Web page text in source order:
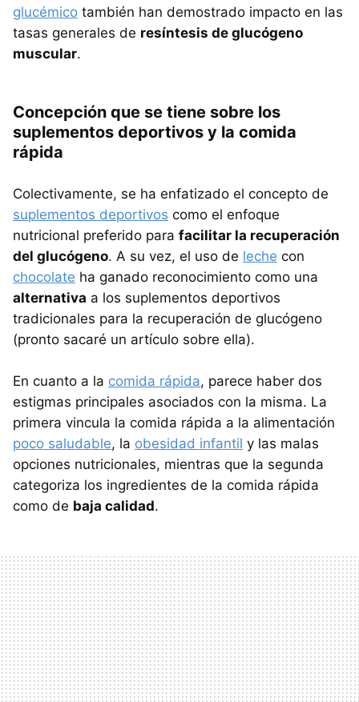
glucémico también han demostrado impacto en las
tasas generales de resíntesis de glucógeno
muscular.
Concepción que se tiene sobre los
suplementos deportivos y la comida
rápida
Colectivamente, se ha enfatizado el concepto de
suplementos deportivos como el enfoque
nutricional preferido para facilitar la recuperación
del glucógeno. A su vez, el uso de leche con
chocolate ha ganado reconocimiento como una
alternativa a los suplementos deportivos
tradicionales para la recuperación de glucógeno
(pronto sacaré un artículo sobre ella).
En cuanto a la comida rápida, parece haber dos
estigmas principales asociados con la misma. La
primera vincula la comida rápida a la alimentación
poco saludable, la obesidad infantil y las malas
opciones nutricionales, mientras que la segunda
categoriza los ingredientes de la comida rápida
como de baja calidad.